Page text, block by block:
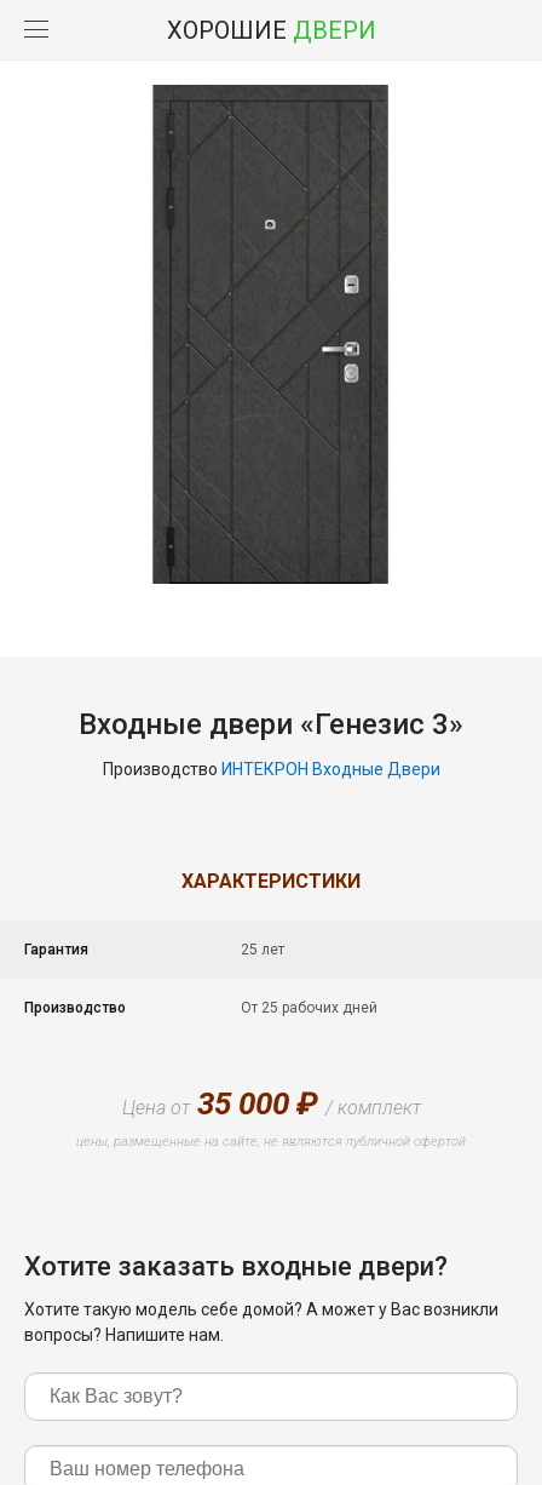
ХОРОШИЕ ДВЕРИ
Входные двери «Генезис 3»
Производство ИНТЕКРОН Входные Двери
ХАРАКТЕРИСТИКИ
Гарантия 25 лет
Производство От 25 рабочих дней
Цена от35 000 ₽ / комплект
цены, размещенные на сайте, не являются публичной офертой
Хотите заказать входные двери?
Хотите такую модель себе домой? А может у Вас возникли
вопросы? Напишите нам.